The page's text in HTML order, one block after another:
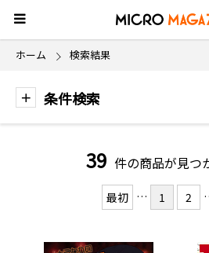
ホーム 検索結果
条件検索
39 件の商品が見つ
最初 … 1 2